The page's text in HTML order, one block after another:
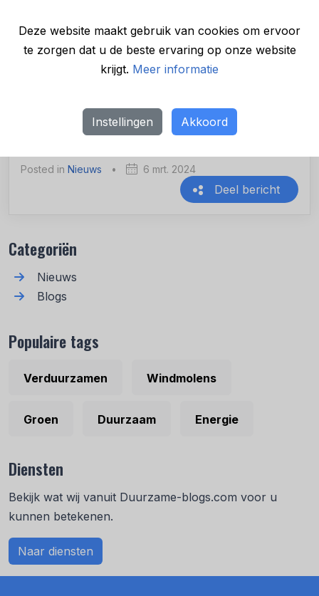
Deze website maakt gebruik van cookies om ervoor
te zorgen dat u de beste ervaring op onze website
krijgt. Meer informatie
Instellingen Akkoord
De lancering van de‘Skip de Cow’-campagne
sluit aan bij de veranderende behoeften van de
Roombeter meer keuze.
Posted in Nieuws • 6 mrt. 2024
Deel bericht
Categoriën
Nieuws
Blogs
Populaire tags
Verduurzamen Windmolens
Groen Duurzaam Energie
Diensten
Bekijk wat wij vanuit Duurzame-blogs.com voor u
kunnen betekenen.
Naar diensten